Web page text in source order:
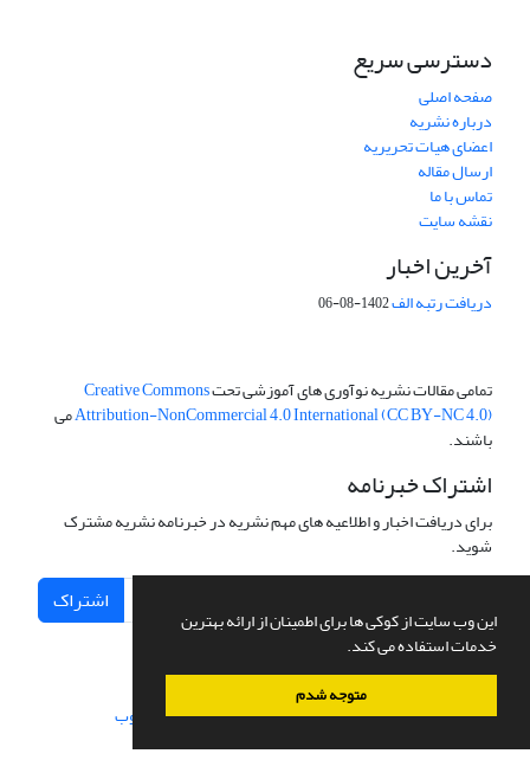
این وب سایت از کوکی ها برای اطمینان از ارائه بهترین
خدمات استفاده می کند.
متوجه شدم
دسترسی سریع
صفحه اصلی
درباره نشریه
اعضای هیات تحریریه
ارسال مقاله
تماس با ما
نقشه سایت
آخرین اخبار
دریافت رتبه الف1402-08-06
تمامی مقالات نشریه نوآوری های آموزشی تحتCreative Commons
Attribution-NonCommercial 4.0 International (CC BY-NC 4.0)می
باشند.
اشتراک خبرنامه
برای دریافت اخبار و اطلاعیه های مهم نشریه در خبرنامه نشریه مشترک
شوید.
اشتراک
سامانه مدیریت نشریات علمی.طراحی و پیاده سازی از سیناوب